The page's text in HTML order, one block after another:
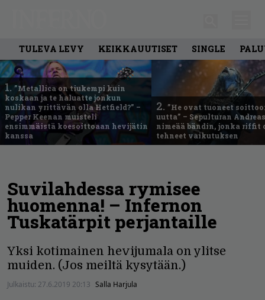
TULEVA LEVY KEIKKAUUTISET SINGLE
1. ”Metallica on tiukempi kuin
koskaan ja te haluatte jonkun
nulikan yrittävän olla Hetfield?” –
Pepper Keenan muisteli
ensimmäistä koesoittoaan hevijätin
kanssa
2. ”He ovat tuoneet
uutta” – Sepulturan
nimeää bändin, jonka riffit
tehneet vaikutuksen
Suvilahdessa rymisee
huomenna! – Infernon
Tuskatärpit perjantaille
Yksi kotimainen hevijumala on ylitse
muiden. (Jos meiltä kysytään.)
Julkaistu: 27.6.2019 20:13 Salla Harjula